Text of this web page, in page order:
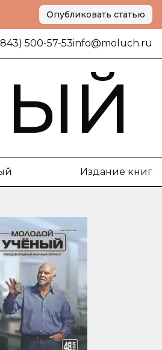
Опубликовать статью
500-57-53info@moluch.ru
Издание книг